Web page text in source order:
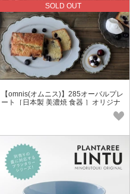
SOLD OUT
【omnis(オムニス)】285オーバルプレ
ート［日本製 美濃焼 食器 ］オリジナ